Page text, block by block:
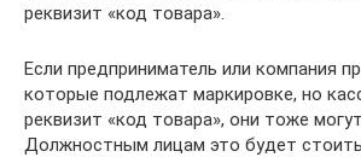
реквизит «код товара».
Если предприниматель или компания
которые подлежат маркировке, но
реквизит «код товара», они тоже
Должностным лицам это будет